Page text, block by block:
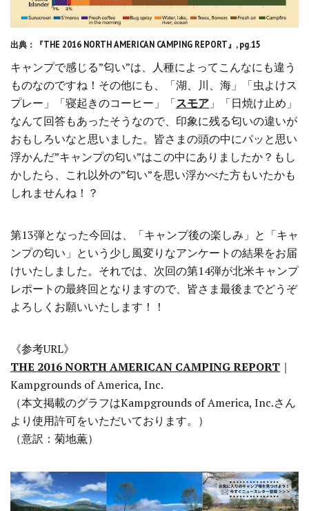
出典：『THE 2016 NORTH AMERICAN CAMPING REPORT』, pg.15
キャンプで感じる”匂い”は、人種によってこんなにも違う
ものなのですね！その他にも、「湖、川、海」「虫よけス
プレー」「寝起きのコーヒー」「スモア 」「日焼け止め」
なんて回答もあったそうなので、印象に残る匂いの違いが
おもしろいなと思いました。皆さまの頭の中にパッと思い
浮かんだ”キャンプの匂い”はこの中にありましたか？もし
かしたら、これ以外の”匂い”を思い浮かべた方もいたかも
しれませんね！？
第13弾となった今回は、「キャンプ後の楽しみ」と「キャ
ンプの匂い」という少し風変りなアンケートの結果をお届
けいたしました。それでは、次回の第14弾が北米キャンプ
レポートの最終回となりますので、皆さま最後までどうぞ
よろしくお願いいたします！！
《参考URL》
THE 2016 NORTH AMERICAN CAMPING REPORT ｜
Kampgrounds of America, Inc.
（本文掲載のグラフはKampgrounds of America, Inc.さん
より使用許可をいただいております。）
（意訳：菊地薫）